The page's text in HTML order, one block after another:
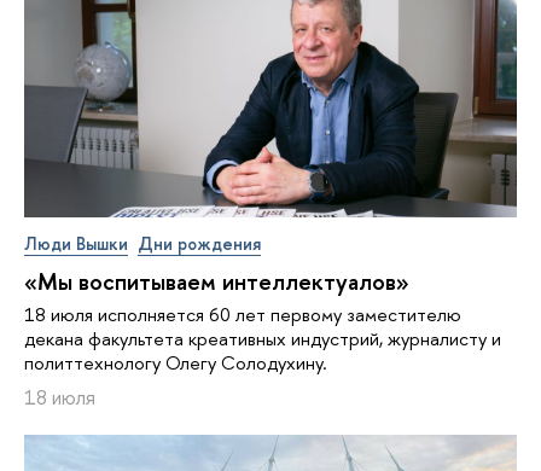
Люди Вышки Дни рождения
«Мы воспитываем интеллектуалов»
18 июля исполняется 60 лет первому заместителю
декана факультета креативных индустрий, журналисту и
политтехнологу Олегу Солодухину.
18 июля